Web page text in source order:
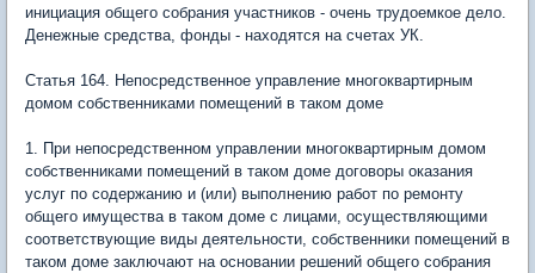
инициация общего собрания участников - очень трудоемкое дело.
Денежные средства, фонды - находятся на счетах УК.
Статья 164. Непосредственное управление многоквартирным
домом собственниками помещений в таком доме
1. При непосредственном управлении многоквартирным домом
собственниками помещений в таком доме договоры оказания
услуг по содержанию и (или) выполнению работ по ремонту
общего имущества в таком доме с лицами, осуществляющими
соответствующие виды деятельности, собственники помещений в
таком доме заключают на основании решений общего собрания